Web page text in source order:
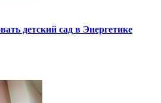
детский сад в Энергетике